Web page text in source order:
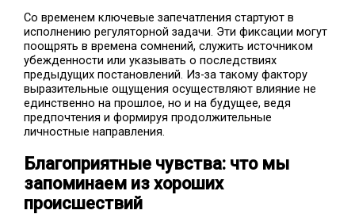
Со временем ключевые запечатления стартуют в
исполнению регуляторной задачи. Эти фиксации могут
поощрять в времена сомнений, служить источником
убежденности или указывать о последствиях
предыдущих постановлений. Из-за такому фактору
выразительные ощущения осуществляют влияние не
единственно на прошлое, но и на будущее, ведя
предпочтения и формируя продолжительные
личностные направления.
Благоприятные чувства: что мы
запоминаем из хороших
происшествий